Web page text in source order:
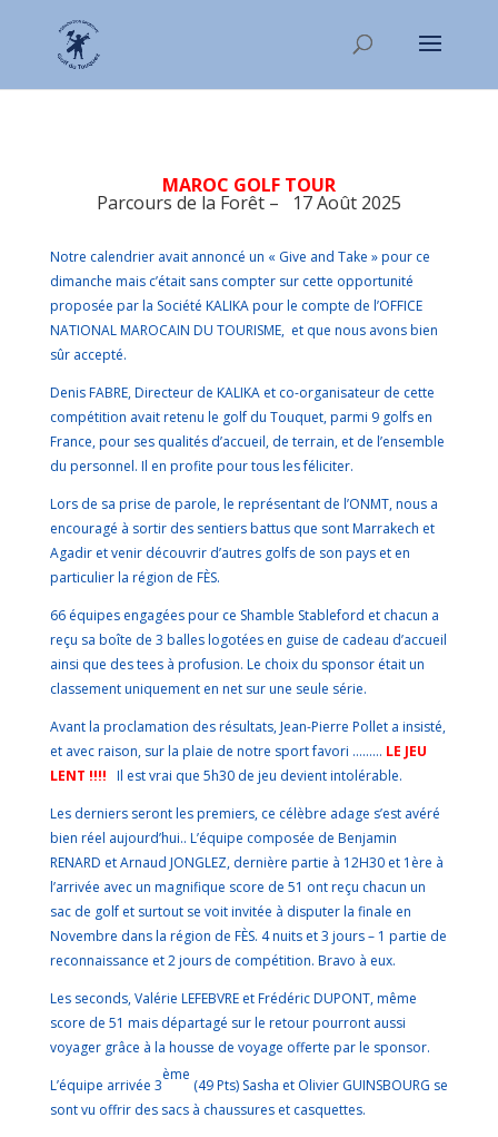
MAROC GOLF TOUR
Parcours de la Forêt – 17 Août 2025
Notre calendrier avait annoncé un « Give and Take » pour ce
dimanche mais c’était sans compter sur cette opportunité
proposée par la Société KALIKA pour le compte de l’OFFICE
NATIONAL MAROCAIN DU TOURISME, et que nous avons bien
sûr accepté.
Denis FABRE, Directeur de KALIKA et co-organisateur de cette
compétition avait retenu le golf du Touquet, parmi 9 golfs en
France, pour ses qualités d’accueil, de terrain, et de l’ensemble
du personnel. Il en profite pour tous les féliciter.
Lors de sa prise de parole, le représentant de l’ONMT, nous a
encouragé à sortir des sentiers battus que sont Marrakech et
Agadir et venir découvrir d’autres golfs de son pays et en
particulier la région de FÈS.
66 équipes engagées pour ce Shamble Stableford et chacun a
reçu sa boîte de 3 balles logotées en guise de cadeau d’accueil
ainsi que des tees à profusion. Le choix du sponsor était un
classement uniquement en net sur une seule série.
Avant la proclamation des résultats, Jean-Pierre Pollet a insisté,
et avec raison, sur la plaie de notre sport favori ……… LE JEU
LENT !!!! Il est vrai que 5h30 de jeu devient intolérable.
Les derniers seront les premiers, ce célèbre adage s’est avéré
bien réel aujourd’hui.. L’équipe composée de Benjamin
RENARD et Arnaud JONGLEZ, dernière partie à 12H30 et 1ère à
l’arrivée avec un magnifique score de 51 ont reçu chacun un
sac de golf et surtout se voit invitée à disputer la finale en
Novembre dans la région de FÈS. 4 nuits et 3 jours – 1 partie de
reconnaissance et 2 jours de compétition. Bravo à eux.
Les seconds, Valérie LEFEBVRE et Frédéric DUPONT, même
score de 51 mais départagé sur le retour pourront aussi
voyager grâce à la housse de voyage offerte par le sponsor.
L’équipe arrivée 3
ème
(49 Pts) Sasha et Olivier GUINSBOURG se
sont vu offrir des sacs à chaussures et casquettes.